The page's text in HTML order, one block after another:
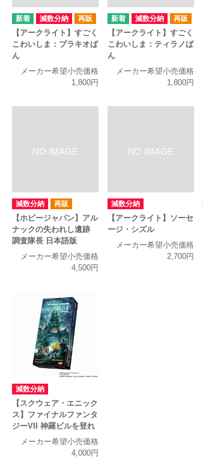
減数分納 再販
【アークライト】すごく
こわいしま：ブラキオば
ん
メーカー希望小売価格
1,800円
減数分納 再販
【アークライト】すごく
こわいしま：ティラノば
ん
メーカー希望小売価格
1,800円
減数分納 再販
【ホビージャパン】アル
ナックの失われし遺跡
調査隊長 日本語版
メーカー希望小売価格
4,500円
減数分納
【アークライト】ソーセ
ージ・シズル
メーカー希望小売価格
2,700円
減数分納
【スクウェア・エニック
ス】ファイナルファンタ
ジーVII 神羅ビルを登れ
メーカー希望小売価格
4,000円